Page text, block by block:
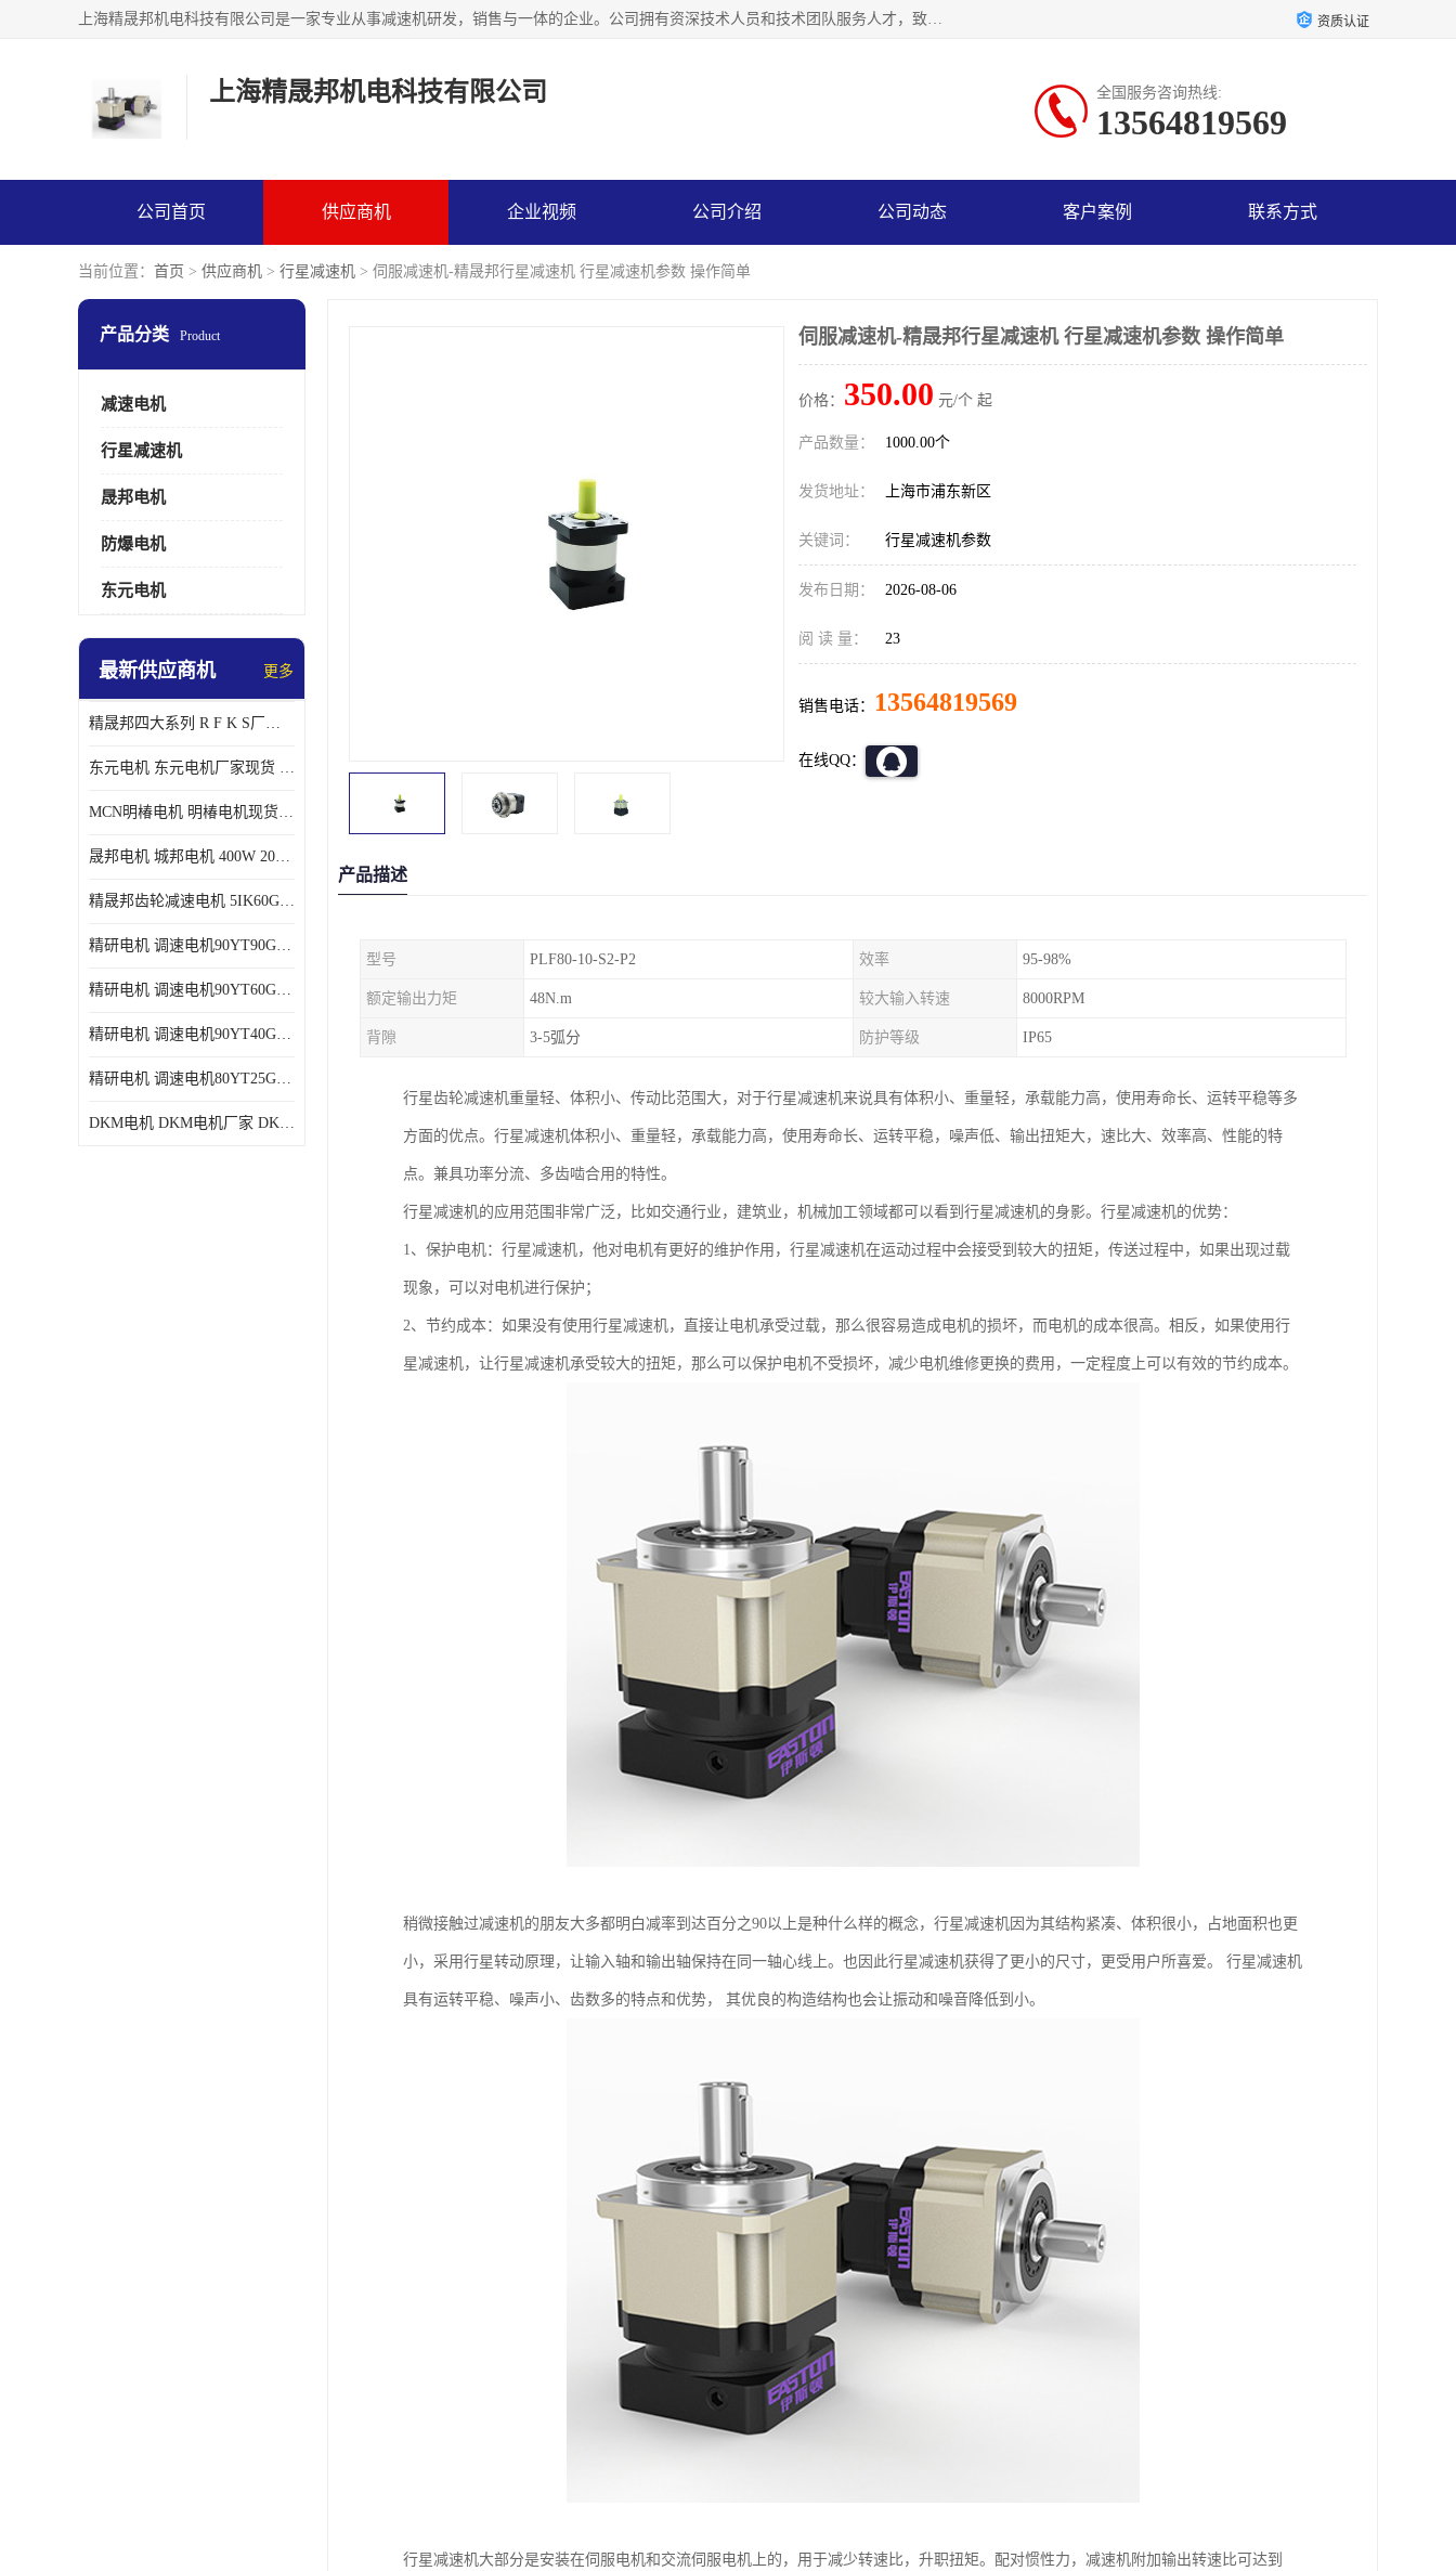
上海精晟邦机电科技有限公司是一家专业从事减速机研发，销售与一体的企业。公司拥有资深技术人员和技术团队服务人才，致力于为广大客户提供专业，细致的产品服务。主营产品有：中型减速电机，微型调速电机，精密行星减速机，蜗轮蜗杆减速机，RFKS四大系列减速机，SKM双曲面齿轮减速机，齿轮减速电机，行星减速机，防爆电机，变频器等系列；产品广泛用于汽车，船舶，能源，环保，包装，物流等领域，欢迎咨询。 资质认证
上海精晟邦机电科技有限公司 全国服务咨询热线:
13564819569
公司首页 供应商机 企业视频 公司介绍 公司动态 客户案例 联系方式
当前位置： 首页 > 供应商机 > 行星减速机 > 伺服减速机-精晟邦行星减速机 行星减速机参数 操作简单
产品分类 Product
减速电机
行星减速机
晟邦电机
防爆电机
东元电机
最新供应商机 更多
精晟邦四大系列 R F K S厂家现货 批发价格
东元电机 东元电机厂家现货 东元电机批发价格
MCN明椿电机 明椿电机现货 明椿电机批发价格
晟邦电机 城邦电机 400W 200W 库电机 德大库 臂电机
精晟邦齿轮减速电机 5IK60GU-CF/5IK60RGU-CF调速电机厂家现货批发价格
精研电机 调速电机90YT90GV22厂家现货批发价格
精研电机 调速电机90YT60GV22厂家现货批发价格
精研电机 调速电机90YT40GV22厂家现货批发价格
精研电机 调速电机80YT25GV22厂家现货批发价格
DKM电机 DKM电机厂家 DKM减速机现货批发价格
伺服减速机-精晟邦行星减速机 行星减速机参数 操作简单
价格： 350.00 元/个 起
产品数量： 1000.00个
发货地址： 上海市浦东新区
关键词： 行星减速机参数
发布日期： 2026-08-06
阅 读 量： 23
销售电话： 13564819569
在线QQ：
产品描述
型号 PLF80-10-S2-P2 效率 95-98%
额定输出力矩 48N.m 较大输入转速 8000RPM
背隙 3-5弧分 防护等级 IP65
行星齿轮减速机重量轻、体积小、传动比范围大，对于行星减速机来说具有体积小、重量轻，承载能力高，使用寿命长、运转平稳等多
方面的优点。行星减速机体积小、重量轻，承载能力高，使用寿命长、运转平稳，噪声低、输出扭矩大，速比大、效率高、性能的特
点。兼具功率分流、多齿啮合用的特性。
行星减速机的应用范围非常广泛，比如交通行业，建筑业，机械加工领域都可以看到行星减速机的身影。行星减速机的优势：
1、保护电机：行星减速机，他对电机有更好的维护作用，行星减速机在运动过程中会接受到较大的扭矩，传送过程中，如果出现过载
现象，可以对电机进行保护；
2、节约成本：如果没有使用行星减速机，直接让电机承受过载，那么很容易造成电机的损坏，而电机的成本很高。相反，如果使用行
星减速机，让行星减速机承受较大的扭矩，那么可以保护电机不受损坏，减少电机维修更换的费用，一定程度上可以有效的节约成本。
稍微接触过减速机的朋友大多都明白减率到达百分之90以上是种什么样的概念，行星减速机因为其结构紧凑、体积很小，占地面积也更
小，采用行星转动原理，让输入轴和输出轴保持在同一轴心线上。也因此行星减速机获得了更小的尺寸，更受用户所喜爱。 行星减速机
具有运转平稳、噪声小、齿数多的特点和优势， 其优良的构造结构也会让振动和噪音降低到小。
行星减速机大部分是安装在伺服电机和交流伺服电机上的，用于减少转速比，升职扭矩。配对惯性力，减速机附加输出转速比可达到